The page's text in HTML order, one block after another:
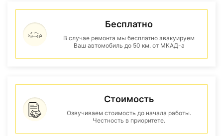
Бесплатно
В случае ремонта мы бесплатно эвакуируем
Ваш автомобиль до 50 км. от МКАД-а
Стоимость
Озвучиваем стоимость до начала работы.
Честность в приоритете.